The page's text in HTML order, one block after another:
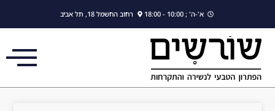
א'-ה' ; 10:00 - 18:00 רחוב החשמל 18, תל אביב